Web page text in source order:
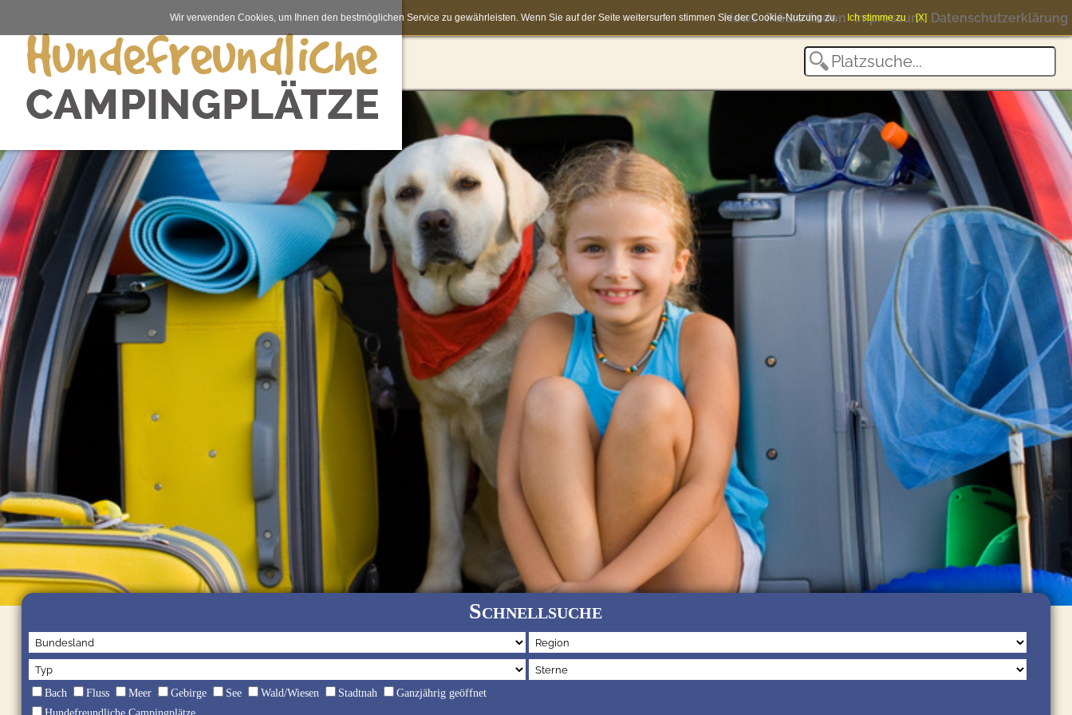
News Plätze finden Impressum Datenschutzerklärung
Schnellsuche
Bach Fluss Meer Gebirge See Wald/Wiesen Stadtnah
Ganzjährig geöffnet
Wir verwenden Cookies, um Ihnen den bestmöglichen Service zu gewährleisten. Wenn Sie auf der Seite weitersurfen stimmen Sie der Cookie-Nutzung zu. Ich stimme zu [X]